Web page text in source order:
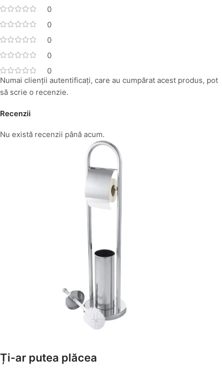
0
0
0
0
0
Recenzii
Nu există recenzii până acum.
Numai clienții autentificați, care au cumpărat acest produs, pot
să scrie o recenzie.
Suporți Hârtie Igenică
Ți-ar putea plăcea